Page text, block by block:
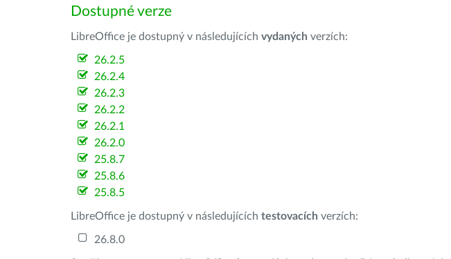
Dostupné verze
LibreOffice je dostupný v následujících vydaných verzích:
26.2.5
26.2.4
26.2.3
26.2.2
26.2.1
26.2.0
25.8.7
25.8.6
25.8.5
LibreOffice je dostupný v následujících testovacích verzích:
26.8.0